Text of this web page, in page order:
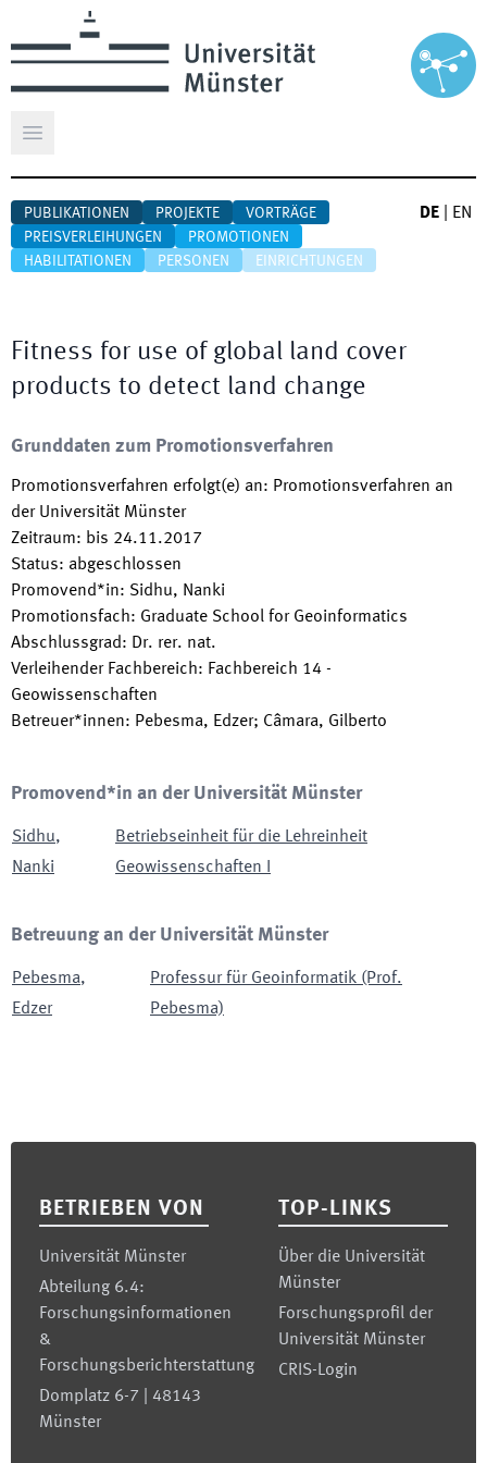
Hauptmenü öffnen
PUBLIKATIONEN PROJEKTE
VORTRÄGE
PREISVERLEIHUNGEN
PROMOTIONEN
HABILITATIONEN
PERSONEN EINRICHTUNGEN
DE EN
Fitness for use of global land cover
products to detect land change
Grunddaten zum Promotionsverfahren
Promotionsverfahren erfolgt(e) an: Promotionsverfahren an
der Universität Münster
Zeitraum: bis 24.11.2017
Status: abgeschlossen
Promovend*in: Sidhu, Nanki
Promotionsfach: Graduate School for Geoinformatics
Abschlussgrad: Dr. rer. nat.
Verleihender Fachbereich: Fachbereich 14 -
Geowissenschaften
Betreuer*innen: Pebesma, Edzer; Câmara, Gilberto
Promovend*in an der Universität Münster
Sidhu,
Nanki
Betriebseinheit für die Lehreinheit
Geowissenschaften I
Betreuung an der Universität Münster
Pebesma,
Edzer
Professur für Geoinformatik (Prof.
Pebesma)
BETRIEBEN VON
Universität Münster
Abteilung 6.4:
Forschungsinformationen
&
Forschungsberichterstattung
Domplatz 6-7 | 48143
Münster
TOP-LINKS
Über die Universität
Münster
Forschungsprofil der
Universität Münster
CRIS-Login